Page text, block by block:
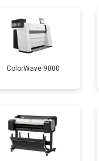
ColorWave 9000